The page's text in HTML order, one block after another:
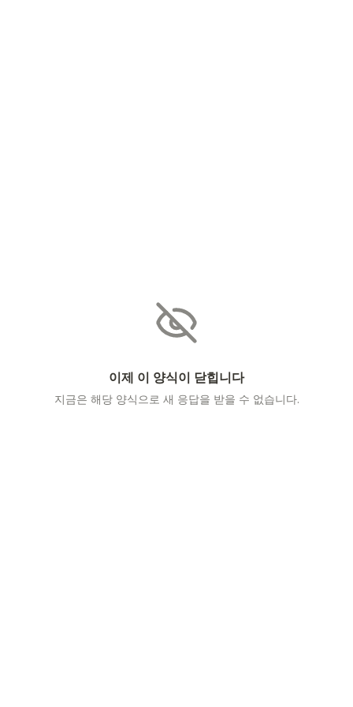
이제 이 양식이 닫힙니다
지금은 해당 양식으로 새 응답을 받을 수 없습니다.